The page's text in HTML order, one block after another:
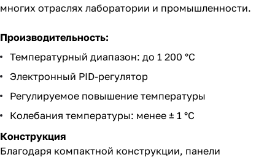
многих отраслях лаборатории и промышленности.
Производительность:
Температурный диапазон: до 1 200 °С
Электронный PID-регулятор
Регулируемое повышение температуры
Колебания температуры: менее ± 1 °C
Конструкция
Благодаря компактной конструкции, панели